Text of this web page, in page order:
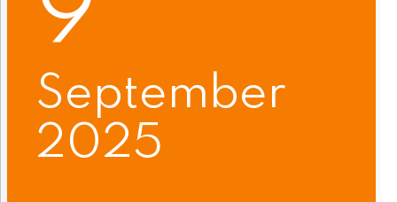
September
2025